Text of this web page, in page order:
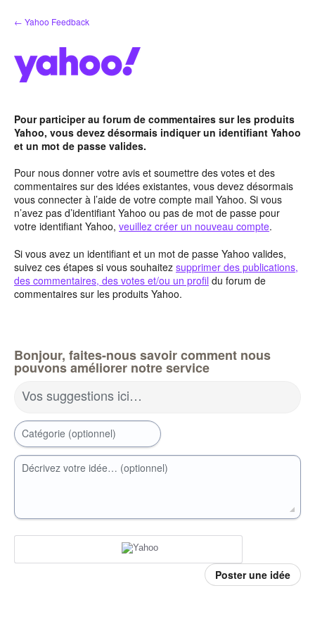
Aller
au
← Yahoo Feedback
Pour participer au forum de commentaires sur les produits
Yahoo, vous devez désormais indiquer un identifiant Yahoo
et un mot de passe valides.
Pour nous donner votre avis et soumettre des votes et des
commentaires sur des idées existantes, vous devez désormais
vous connecter à l’aide de votre compte mail Yahoo. Si vous
n’avez pas d’identifiant Yahoo ou pas de mot de passe pour
votre identifiant Yahoo, veuillez créer un nouveau compte.
Si vous avez un identifiant et un mot de passe Yahoo valides,
suivez ces étapes si vous souhaitez supprimer des publications,
des commentaires, des votes et/ou un profil du forum de
commentaires sur les produits Yahoo.
Bonjour, faites-nous savoir comment nous
pouvons améliorer notre service
Vos suggestions ici…
Catégorie (optionnel)
Décrivez votre idée… (optionnel)
Poster une idée